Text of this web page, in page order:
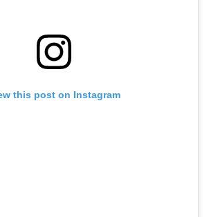
this post on Instagram